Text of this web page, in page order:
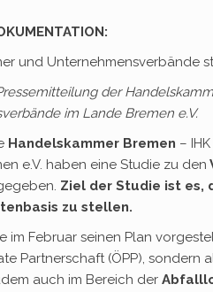
und Unternehmensverbände
der
im Lande Bremen e.V.
Handelskammer Bremen –
e.V. haben eine Studie zu den
Ziel der Studie ist es,
zu stellen.
im Februar seinen Plan
Partnerschaft (ÖPP), sondern
auch im Bereich der